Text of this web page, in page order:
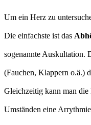
Um ein Herz zu
Die einfachste ist das
sogenannte Auskultation.
(Fauchen, Klappern o.ä.)
Gleichzeitig kann man
Umständen eine